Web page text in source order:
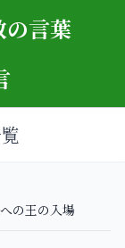
の王の入場